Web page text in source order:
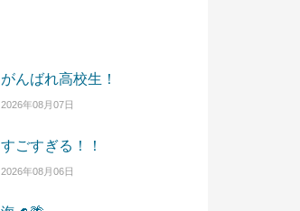
がんばれ高校生！
2026年08月07日
すごすぎる！！
2026年08月06日